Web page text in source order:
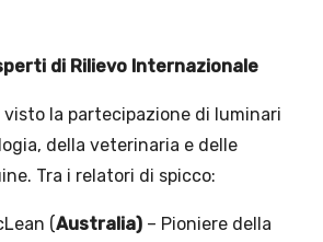
di Rilievo Internazionale
visto la partecipazione di luminari
della veterinaria e delle
Tra i relatori di spicco:
(Australia) – Pioniere della